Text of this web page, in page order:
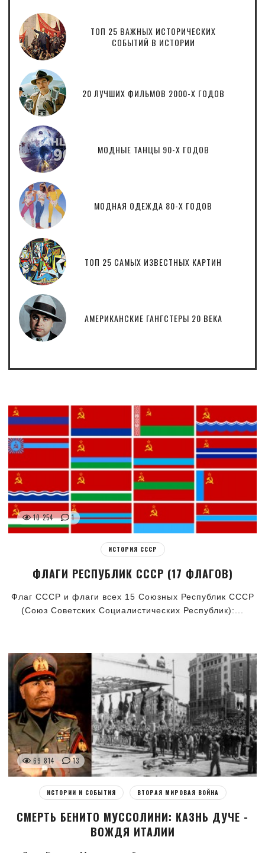
ТОП 25 ВАЖНЫХ ИСТОРИЧЕСКИХ
СОБЫТИЙ В ИСТОРИИ
20 ЛУЧШИХ ФИЛЬМОВ 2000-Х ГОДОВ
МОДНЫЕ ТАНЦЫ 90-Х ГОДОВ
МОДНАЯ ОДЕЖДА 80-Х ГОДОВ
ТОП 25 САМЫХ ИЗВЕСТНЫХ КАРТИН
АМЕРИКАНСКИЕ ГАНГСТЕРЫ 20 ВЕКА
10 254 1
ИСТОРИЯ СССР
ФЛАГИ РЕСПУБЛИК СССР (17 ФЛАГОВ)
Флаг СССР и флаги всех 15 Союзных Республик СССР
(Союз Советских Социалистических Республик):...
69 814 13
ИСТОРИИ И СОБЫТИЯ ВТОРАЯ МИРОВАЯ ВОЙНА
СМЕРТЬ БЕНИТО МУССОЛИНИ: КАЗНЬ ДУЧЕ -
ВОЖДЯ ИТАЛИИ